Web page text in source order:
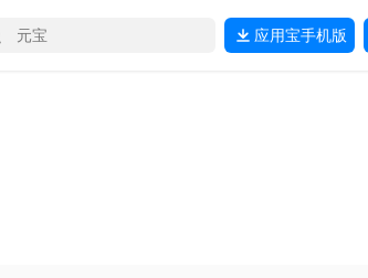
应用宝手机版